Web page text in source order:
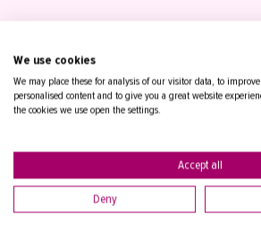
Tampereen Aikuiskoulutuskeskus
PL 15, 33821 Tampere
Vaihde03 2361 111
We use cookies
We may place these for analysis of our visitor data, to
personalised content and to give you a great website
the cookies we use open the settings.
Accept all
Deny